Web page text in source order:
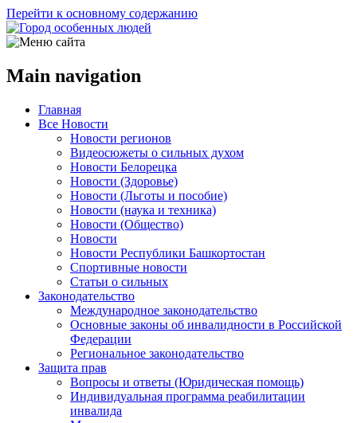
Перейти к основному содержанию
Main navigation
Главная
Все Новости
Новости регионов
Видеосюжеты о сильных духом
Новости Белорецка
Новости (Здоровье)
Новости (Льготы и пособие)
Новости (наука и техника)
Новости (Общество)
Новости
Новости Республики Башкортостан
Спортивные новости
Статьи о сильных
Законодательство
Международное законодательство
Основные законы об инвалидности в Российской
Федерации
Региональное законодательство
Защита прав
Вопросы и ответы (Юридическая помощь)
Индивидуальная программа реабилитации
инвалида